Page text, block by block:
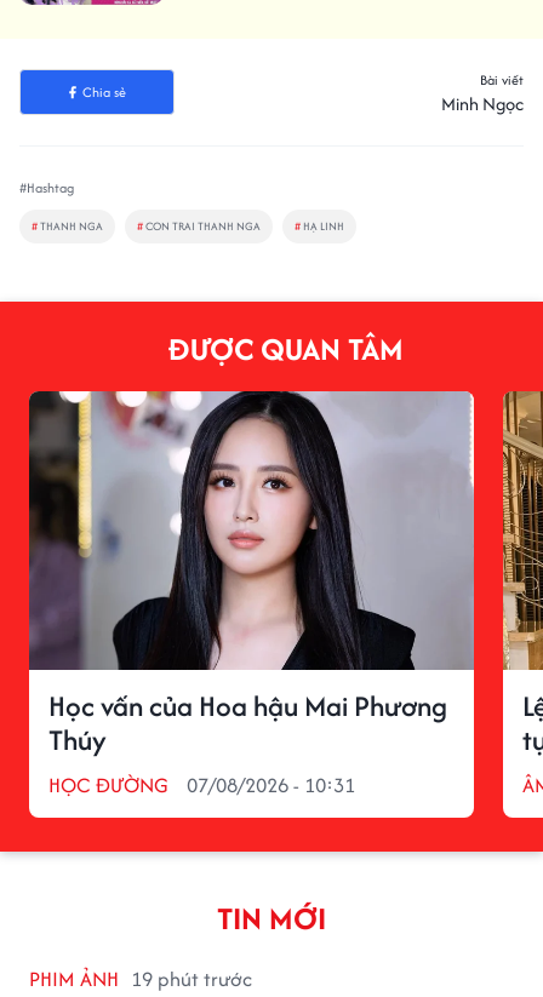
Chia sẻ
Bài viết
Minh Ngọc
#Hashtag
#THANH NGA #CON TRAI THANH NGA # HẠ LINH
ĐƯỢC QUAN TÂM
Học vấn của Hoa hậu Mai Phương
Thúy
HỌC ĐƯỜNG 07/08/2026 - 10:31
TIN MỚI
PHIM ẢNH 19 phút trước